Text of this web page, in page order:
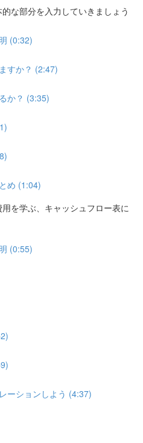
な部分を入力していきましょう
(0:32)
すか？ (2:47)
か？ (3:35)
め (1:04)
を学ぶ、キャッシュフロー表に
(0:55)
ーションしよう (4:37)